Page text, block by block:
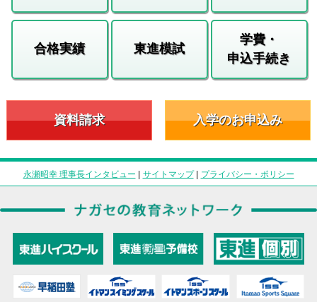
合格実績 東進模試
学費・
申込手続き
資料請求 入学のお申込み
永瀬昭幸 理事長インタビュー | サイトマップ| プライバシー・ポリシー